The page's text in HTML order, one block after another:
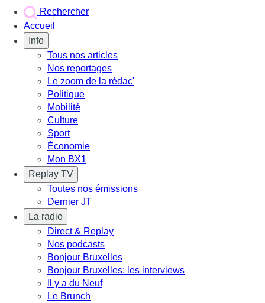
Rechercher
Accueil
Info
Tous nos articles
Nos reportages
Le zoom de la rédac'
Politique
Mobilité
Culture
Sport
Économie
Mon BX1
Replay TV
Toutes nos émissions
Dernier JT
La radio
Direct & Replay
Nos podcasts
Bonjour Bruxelles
Bonjour Bruxelles: les interviews
Il y a du Neuf
Le Brunch